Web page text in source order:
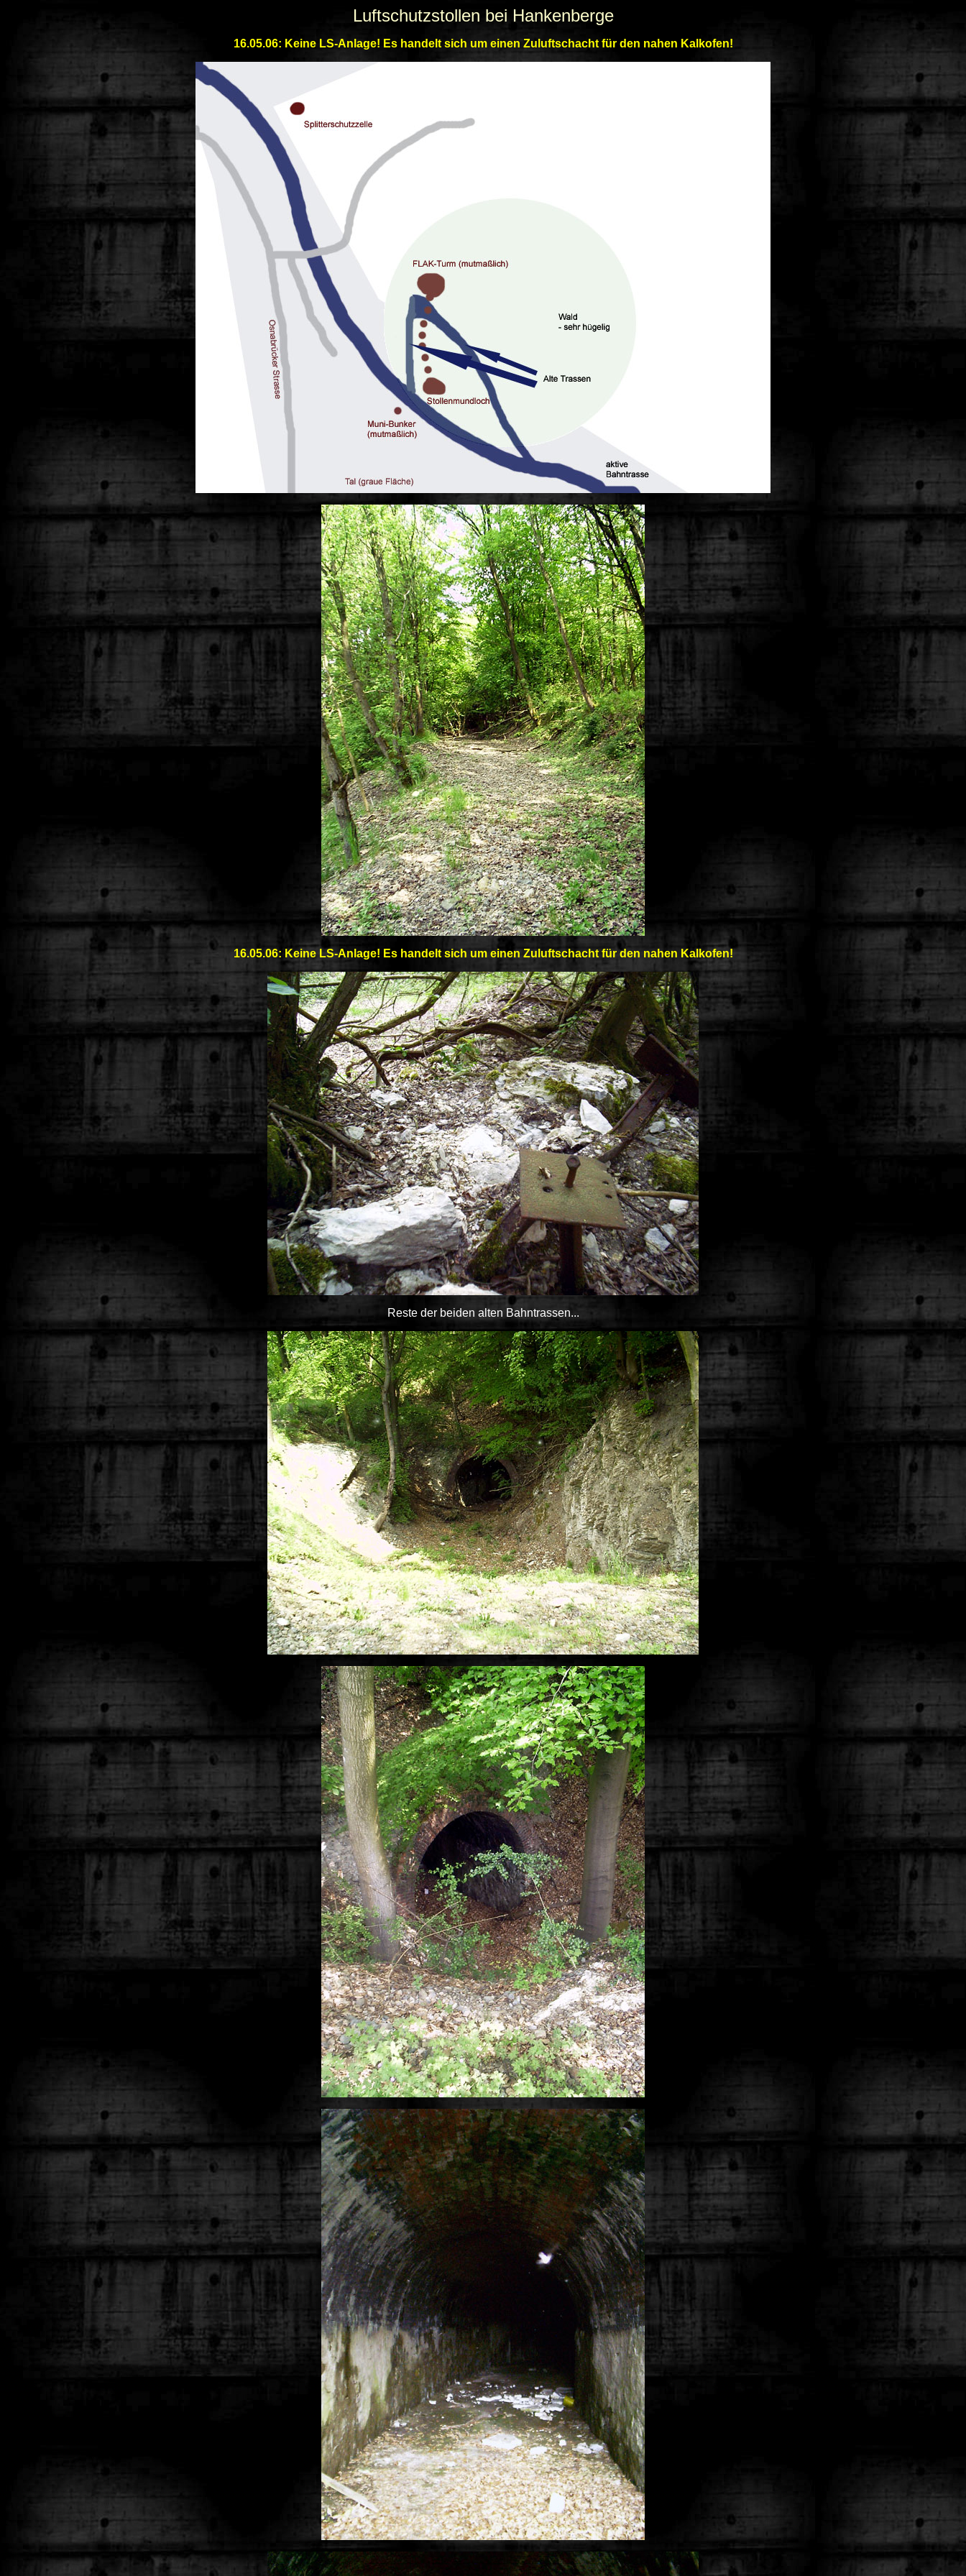
Luftschutzstollen bei Hankenberge
16.05.06: Keine LS-Anlage! Es handelt sich um einen Zuluftschacht für den nahen Kalkofen!
16.05.06: Keine LS-Anlage! Es handelt sich um einen Zuluftschacht für den nahen Kalkofen!
Reste der beiden alten Bahntrassen...